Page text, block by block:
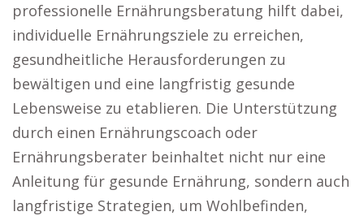
professionelle Ernährungsberatung hilft dabei,
individuelle Ernährungsziele zu erreichen,
gesundheitliche Herausforderungen zu
bewältigen und eine langfristig gesunde
Lebensweise zu etablieren. Die Unterstützung
durch einen Ernährungscoach oder
Ernährungsberater beinhaltet nicht nur eine
Anleitung für gesunde Ernährung, sondern auch
langfristige Strategien, um Wohlbefinden,